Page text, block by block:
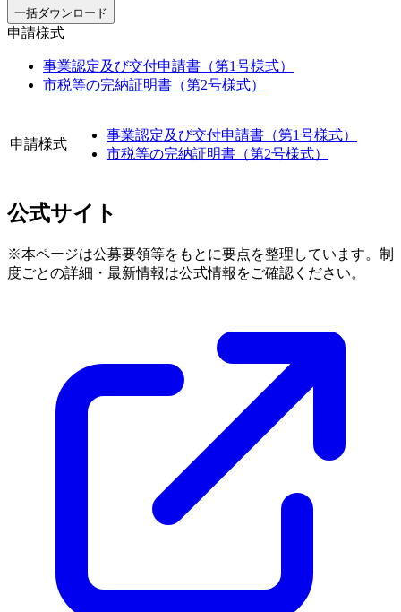
一括ダウンロード
申請様式
事業認定及び交付申請書（第1号様式）
市税等の完納証明書（第2号様式）
申請様式
事業認定及び交付申請書（第1号様式）
市税等の完納証明書（第2号様式）
公式サイト
※本ページは公募要領等をもとに要点を整理しています。制
度ごとの詳細・最新情報は公式情報をご確認ください。